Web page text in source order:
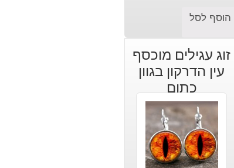
הוסף לסל
זוג עגילים מוכסף
עין הדרקון בגוון
כתום